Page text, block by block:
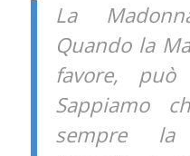
La
Quando la
favore, può
Sappiamo
sempre la